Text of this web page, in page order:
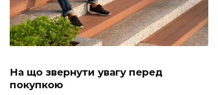
На що звернути увагу перед
покупкою